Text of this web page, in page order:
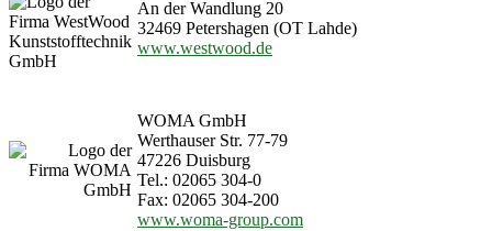
An der Wandlung 20
32469 Petershagen (OT Lahde)
www.westwood.de
WOMA GmbH
Werthauser Str. 77-79
47226 Duisburg
Tel.: 02065 304-0
Fax: 02065 304-200
www.woma-group.com